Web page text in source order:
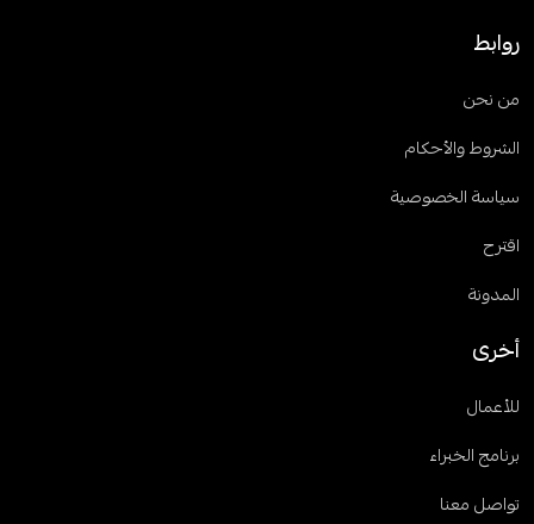
روابط
من نحن
الشروط والأحكام
سياسة الخصوصية
اقترح
المدونة
أخرى
للأعمال
برنامج الخبراء
تواصل معنا